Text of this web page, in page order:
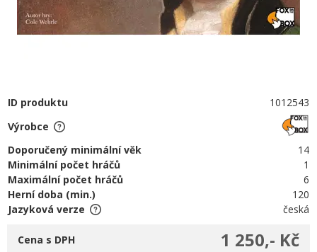
ID produktu
1012543
Výrobce
Doporučený minimální věk
14
Minimální počet hráčů
1
Maximální počet hráčů
6
Herní doba (min.)
120
Jazyková verze
česká
1 250,- Kč
Cena s DPH